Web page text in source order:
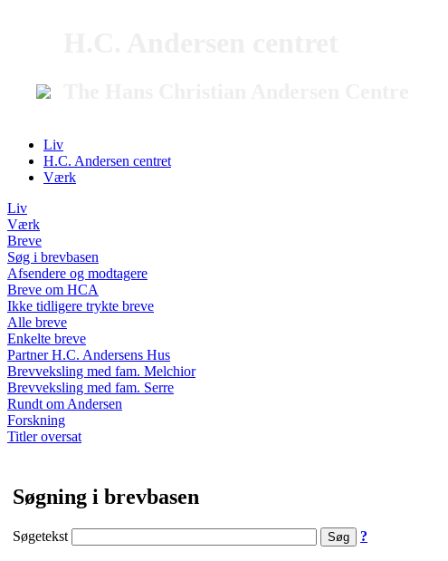
Liv
H.C. Andersen centret
Værk
Liv
Værk
Breve
Søg i brevbasen
Afsendere og modtagere
Breve om HCA
Ikke tidligere trykte breve
Alle breve
Enkelte breve
Partner H.C. Andersens Hus
Brevveksling med fam. Melchior
Brevveksling med fam. Serre
Rundt om Andersen
Forskning
Titler oversat
Søgning i brevbasen
Søgetekst ?